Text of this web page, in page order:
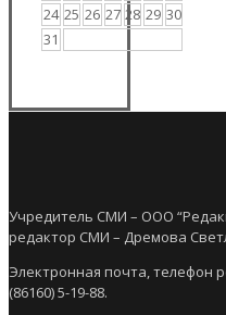
24 25 26 27 28 29 30
31
Учредитель СМИ – ООО
редактор СМИ – Дремова
Электронная почта, телефон
(86160) 5-19-88.